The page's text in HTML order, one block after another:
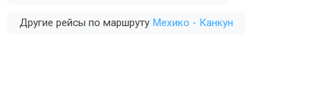
Другие рейсы по маршруту Мехико - Канкун